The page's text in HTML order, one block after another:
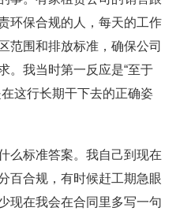
环保合规的人，每天的工作
范围和排放标准，确保公司
。我当时第一反应是“至于
这行长期干下去的正确姿
么标准答案。我自己到现在
百合规，有时候赶工期急眼
现在我会在合同里多写一句